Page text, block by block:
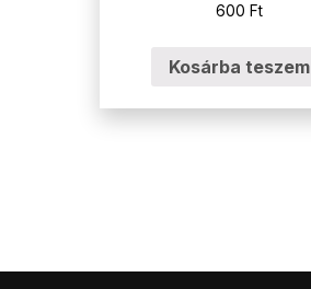
600Ft
Kosárba teszem